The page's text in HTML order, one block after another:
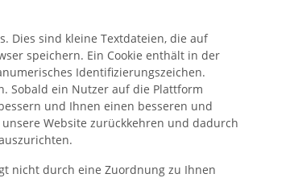
Dies sind kleine Textdateien, die auf
speichern. Ein Cookie enthält in der
Identifizierungszeichen.
Sobald ein Nutzer auf die Plattform
und Ihnen einen besseren und
Website zurückkehren und dadurch
nicht durch eine Zuordnung zu Ihnen